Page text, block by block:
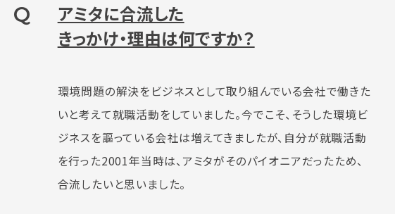
Q
アミタに合流した
きっかけ・理由は何ですか？
環境問題の解決をビジネスとして取り組んでいる会社で働きた
いと考えて就職活動をしていました。今でこそ、そうした環境ビ
ジネスを謳っている会社は増えてきましたが、自分が就職活動
を行った2001年当時は、アミタがそのパイオニアだったため、
合流したいと思いました。